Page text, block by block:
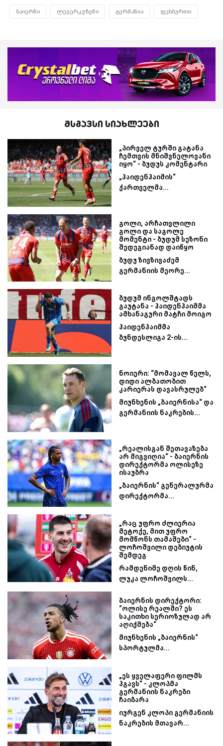
ბაიერნი ლევერკუზენი გერმანია ფეხბურთი
მსგავსი სიახლეები
„პირველ ტურში გატანა
ჩემთვის მნიშვნელოვანი
იყო“ - ბუდუს კომენტარი
„ჰაიდენჰაიმის“
ქართველმა...
გოლი, არჩათვლილი
გოლი და საგოლე
მომენტი - ბუდუმ სეზონი
შედეგიანად დაიწყო
ბუდუ ზივზივაძემ
გერმანიის მეორე...
ბუდუმ ინგოლშტადს
გაუტანა - ჰაიდენჰაიმმა
ამხანაგური მატჩი მოიგო
ჰაიდენჰაიმმა
ბუნდესლიგა 2-ის...
ნოიერი: “მომავალ წელს,
დიდი ალბათობით
კარიერას დავასრულებ“
მიუნხენის „ბაიერნისა“ და
გერმანიის ნაკრების...
„რეალისგან შეთავაზება
არ მიგვიღია“ - ბაიერნის
დირექტორმა ოლისეზე
ისაუბრა
„ბაიერნის“ გენერალურმა
დირექტორმა...
„რაც უფრო ძლიერია
მეტოქე, მით უფრო
მომწონს თამაშები“ -
ლოჩოშვილი დებიუტის
შემდეგ
რამდენიმე დღის წინ,
ლუკა ლოჩოშვილს...
ბაიერნის დირექტორი:
“ოლისე რეალში? ეს
საკითხი სერიოზულად არ
აღიქმება“
მიუნხენის „ბაიერნის“
სპორტულმა...
„ეს ყველაფერი ფილმს
ჰგავს“ - კლოპმა
გერმანიის ნაკრები
ჩაიბარა
იურგენ კლოპი გერმანიის
ნაკრების მთავარ...